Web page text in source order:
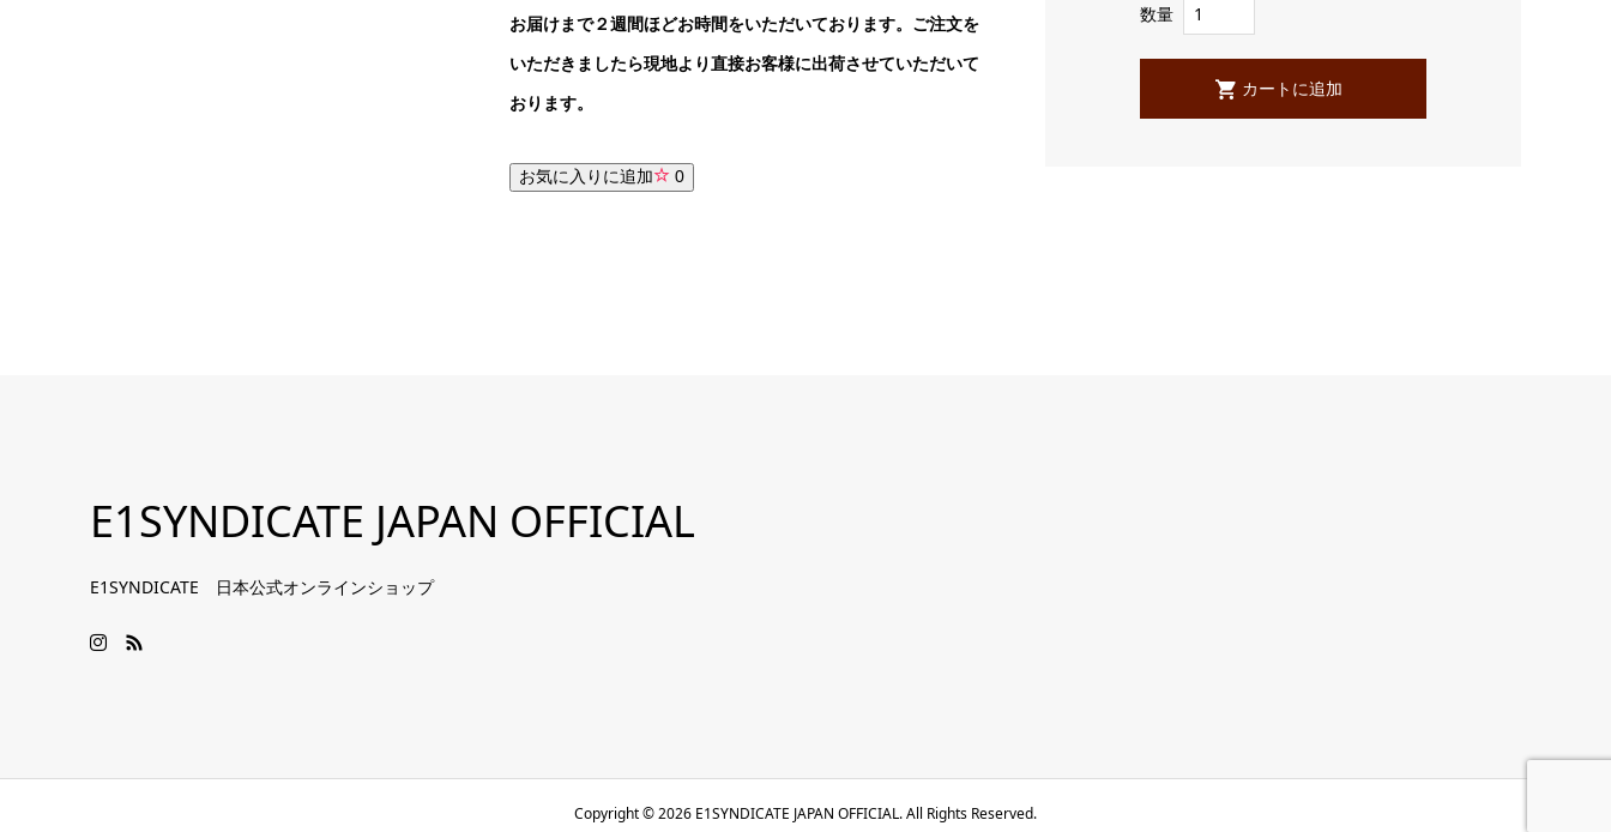
お届けまで２週間ほどお時間をいただいております。ご注文を
いただきましたら現地より直接お客様に出荷させていただいて
おります。
お気に入りに追加 0
数量
E1SYNDICATE JAPAN OFFICIAL
E1SYNDICATE 日本公式オンラインショップ
Copyright ©2026 E1SYNDICATE JAPAN OFFICIAL. All Rights Reserved.